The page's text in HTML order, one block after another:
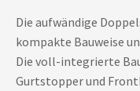
Die aufwändige
kompakte Bauweise
Die voll-integrierte
Gurtstopper und